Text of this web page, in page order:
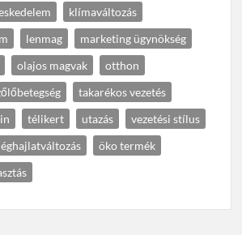
klímaváltozás
lenmag
marketing ügynökség
olajos magvak
otthon
takarékos vezetés
télikert utazás
vezetési stílus
éghajlatváltozás
öko termék